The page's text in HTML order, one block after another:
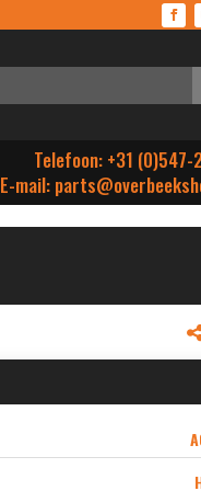
Telefoon: +31 (0)547-
E-mail: